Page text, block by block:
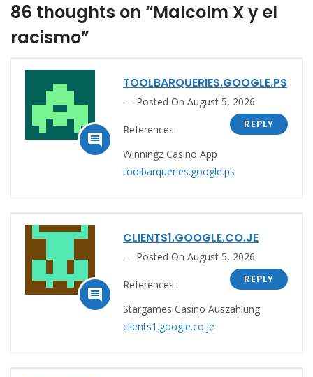
86 thoughts on “Malcolm X y el
racismo”

TOOLBARQUERIES.GOOGLE.PS
Posted On August 5, 2026
REPLY
References:
Winningz Casino App
toolbarqueries.google.ps

CLIENTS1.GOOGLE.CO.JE
Posted On August 5, 2026
REPLY
References:
Stargames Casino Auszahlung
clients1.google.co.je